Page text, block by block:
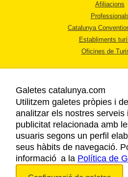
Afiliacions
Catalunya
Establiments
Oficines de
AVÍS LEGAL
POLÍTICA DE
COOKIES
Galetes catalunya.com
Utilitzem galetes pròpies i
analitzar els nostres serveis
publicitat relacionada amb
usuaris segons un perfil
seus hàbits de navegació.
informació a la Política de